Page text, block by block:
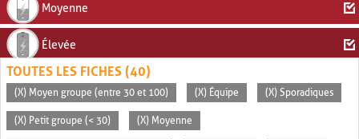
Moyenne
Élevée
TOUTES LES FICHES (40)
(X) Moyen groupe (entre 30 et 100) (X) Équipe (X) Sporadiques
(X) Petit groupe (< 30) (X) Moyenne